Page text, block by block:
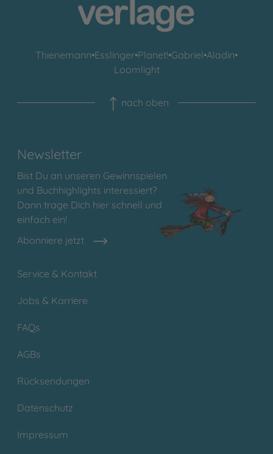
Thienemann•Esslinger•Planet!•Gabriel•Aladin•
Loomlight
nach oben
Newsletter
Bist Du an unseren Gewinnspielen
und Buchhighlights interessiert?
Dann trage Dich hier schnell und
einfach ein!
Abonniere jetzt
Service & Kontakt
Jobs & Karriere
FAQs
AGBs
Rücksendungen
Datenschutz
Impressum